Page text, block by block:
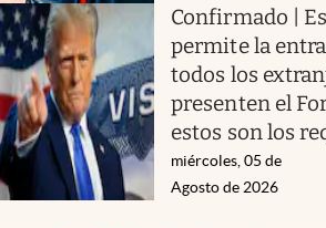
Confirmado |
permite la
todos los
presenten el
estos son los
miércoles, 05 de
Agosto de 2026